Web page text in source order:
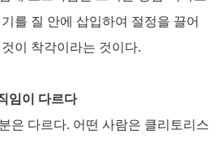
를 질 안에 삽입하여 절정을 끌어
이 착각이라는 것이다.
임이 다르다
은 다르다. 어떤 사람은 클리토리스